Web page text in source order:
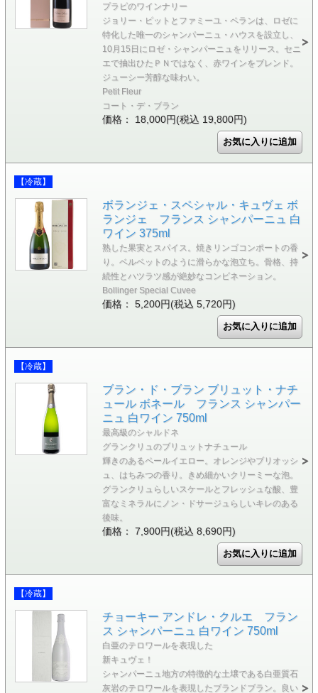
プラピのワインナリー
ジョリー・ピットとファミーユ・ペランは、ロゼに
特化した唯一のシャンパーニュ・ハウスを設立し、
10月15日にロゼ・シャンパーニュをリリース。セニ
エで抽出ひたＰＮではなく、赤ワインをブレンド。
ジューシー芳醇な味わい。
Petit Fleur
コート・デ・ブラン
価格： 18,000円(税込 19,800円)
【冷蔵】
ボランジェ・スペシャル・キュヴェ ボ
ランジェ フランス シャンパーニュ 白
ワイン 375ml
熟した果実とスパイス。焼きリンゴコンポートの香
り。ベルベットのように滑らかな泡立ち。骨格、持
続性とハツラツ感が絶妙なコンビネーション。
Bollinger Special Cuvee
価格： 5,200円(税込 5,720円)
【冷蔵】
ブラン・ド・ブラン ブリュット・ナチ
ュール ボネール フランス シャンパー
ニュ 白ワイン 750ml
最高級のシャルドネ
グランクリュのブリュットナチュール
輝きのあるペールイエロー。オレンジやブリオッシ
ュ、はちみつの香り。きめ細かいクリーミーな泡。
グランクリュらしいスケールとフレッシュな酸、豊
富なミネラルにノン・ドサージュらしいキレのある
後味。
価格： 7,900円(税込 8,690円)
【冷蔵】
チョーキー アンドレ・クルエ フラン
ス シャンパーニュ 白ワイン 750ml
白亜のテロワールを表現した
新キュヴェ！
シャンパーニュ地方の特徴的な土壌である白亜質石
灰岩のテロワールを表現したブランドブラン。良い